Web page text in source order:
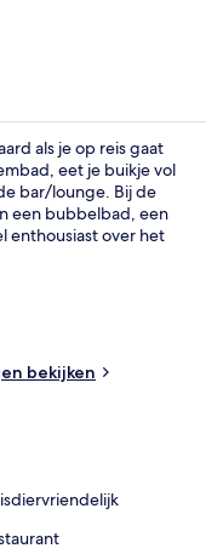
als je op reis gaat
eet je buikje vol
bar/lounge. Bij de
een bubbelbad, een
enthousiast over het
bekijken